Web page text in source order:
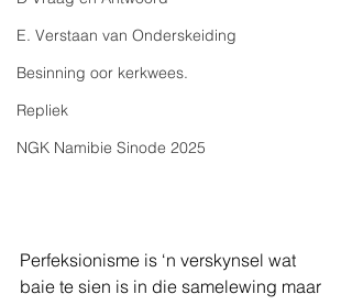
E. Verstaan van Onderskeiding
Besinning oor kerkwees.
Repliek
NGK Namibie Sinode 2025
Perfeksionisme is ‘n verskynsel wat
baie te sien is in die samelewing maar